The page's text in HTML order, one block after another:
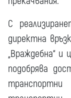
С
директна
„Враждебна“
подобрява